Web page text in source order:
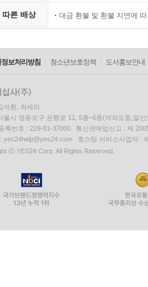
따른 배상 대금 환불 및 환불 지연에
보처리방침 청소년보호정책 도서홍보안내
석환, 최세라
울시 영등포구 은행로 11, 5층~6층(여의도동,일신
록번호 : 229-81-37000 통신판매업신고 : 제
yes24help@yes24.com 호스팅 서비스사업자 :
ⓒ YES24 Corp. All Rights Reserved.